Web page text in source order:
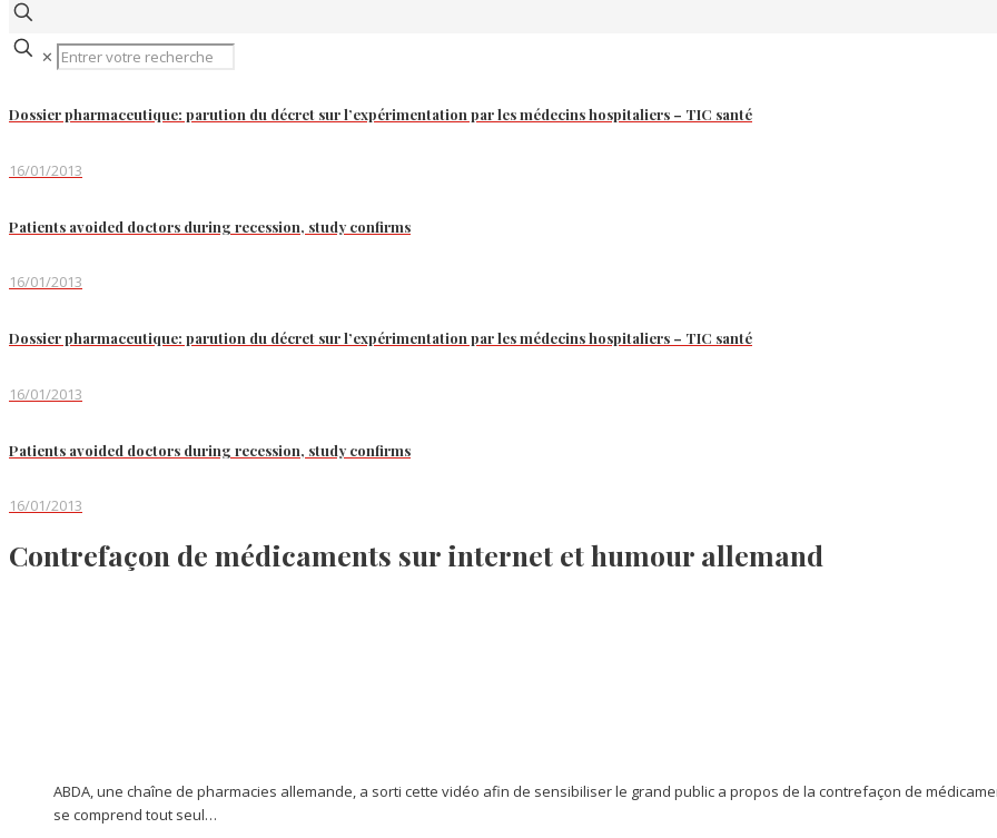
✕
Dossier pharmaceutique: parution du décret sur l’expérimentation par les médecins hospitaliers – TIC santé
16/01/2013
Patients avoided doctors during recession, study confirms
16/01/2013
Dossier pharmaceutique: parution du décret sur l’expérimentation par les médecins hospitaliers – TIC santé
16/01/2013
Patients avoided doctors during recession, study confirms
16/01/2013
Contrefaçon de médicaments sur internet et humour allemand
ABDA, une chaîne de pharmacies allemande, a sorti cette vidéo afin de sensibiliser le grand public a propos de la contrefaçon de
se comprend tout seul…